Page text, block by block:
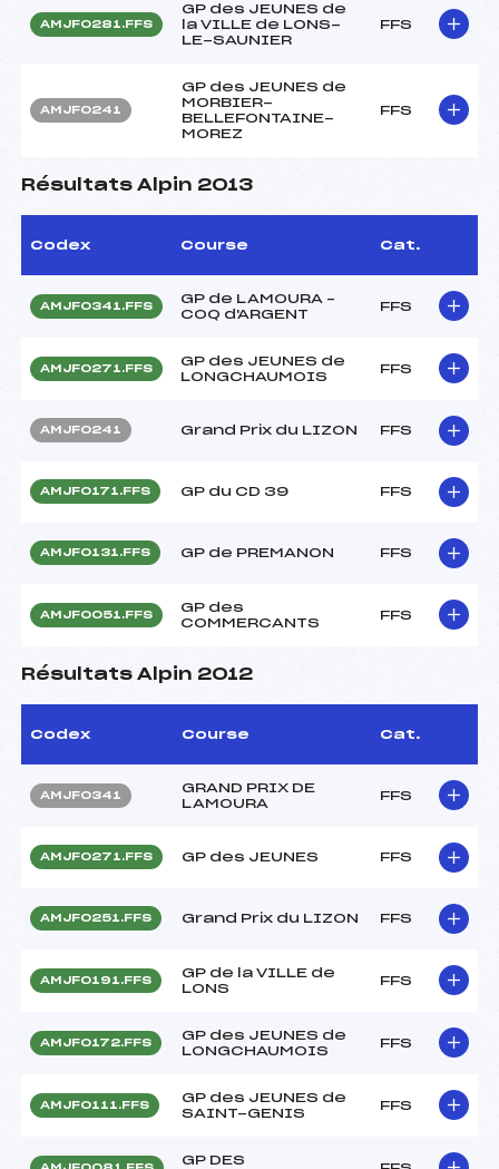
AMJF0281.FFS
GP des JEUNES de
la VILLE de LONS-
LE-SAUNIER
FFS
AMJF0241
GP des JEUNES de
MORBIER-
BELLEFONTAINE-
MOREZ
FFS
Résultats Alpin 2013
Codex Course Cat.
AMJF0341.FFS
GP de LAMOURA –
COQ d'ARGENT
FFS
AMJF0271.FFS
GP des JEUNES de
LONGCHAUMOIS
FFS
AMJF0241 Grand Prix du LIZON FFS
AMJF0171.FFS GP du CD 39 FFS
AMJF0131.FFS GP de PREMANON FFS
AMJF0051.FFS
GP des
COMMERCANTS
FFS
Résultats Alpin 2012
Codex Course Cat.
AMJF0341
GRAND PRIX DE
LAMOURA
FFS
AMJF0271.FFS GP des JEUNES FFS
AMJF0251.FFS Grand Prix du LIZON FFS
AMJF0191.FFS
GP de la VILLE de
LONS
FFS
AMJF0172.FFS
GP des JEUNES de
LONGCHAUMOIS
FFS
AMJF0111.FFS
GP des JEUNES de
SAINT-GENIS
FFS
GP DES